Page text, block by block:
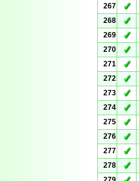
267
✓
268
✓
269
✓
270
✓
271
✓
272
✓
273
✓
274
✓
275
✓
276
✓
277
✓
278
✓